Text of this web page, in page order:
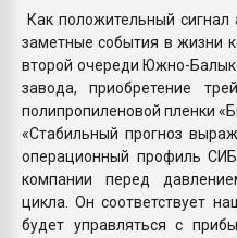
Как положительный сигнал
заметные события в жизни
второй очереди Южно-
завода, приобретение
полипропиленовой пленки
«Стабильный прогноз
операционный профиль
компании перед
цикла. Он соответствует
будет управляться с